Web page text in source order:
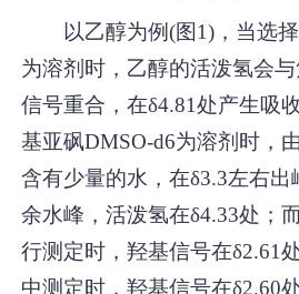
以乙醇为例(图1)，当选
为溶剂时，乙醇的活泼氢会
信号重合，在δ4.81处产生吸
基亚砜DMSO-d6为溶剂时，
含有少量的水，在δ3.3左右
余水峰，活泼氢在δ4.33处；
行测定时，羟基信号在δ2.61
中测定时，羟基信号在δ2.60处